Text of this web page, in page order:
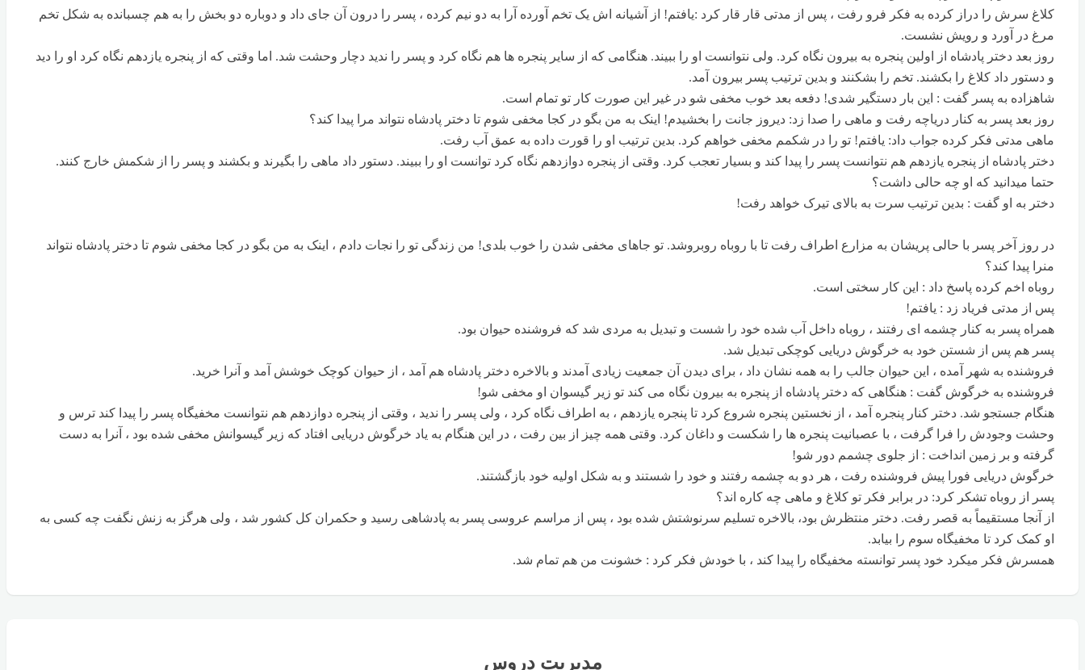
کلاغ سرش را دراز کرده به فکر فرو رفت ، پس از مدتی قار قار کرد :‌یافتم! از آشیانه اش یک تخم آورده آرا به دو نیم کرده ، پسر را درون آن جای داد و دوباره دو بخش را به هم چسبانده به شکل تخم
مرغ در آورد و رویش نشست.
روز بعد دختر پادشاه از اولین پنجره به بیرون نگاه کرد. ولی نتوانست او را ببیند. هنگامی که از سایر پنجره ها هم نگاه کرد و پسر را ندید دچار وحشت شد. اما وقتی که از پنجره یازدهم نگاه کرد او را دید
و دستور داد کلاغ را بکشند. تخم را بشکنند و بدین ترتیب پسر بیرون آمد.
شاهزاده به پسر گفت : این بار دستگیر شدی! دفعه بعد خوب مخفی شو در غیر این صورت کار تو تمام است.
روز بعد پسر به کنار دریاچه رفت و ماهی را صدا زد: دیروز جانت را بخشیدم! اینک به من بگو در کجا مخفی شوم تا دختر پادشاه نتواند مرا پیدا کند؟
ماهی مدتی فکر کرده جواب داد:‌ یافتم! تو را در شکمم مخفی خواهم کرد. بدین ترتیب او را قورت داده به عمق آب رفت.
دختر پادشاه از پنجره یازدهم هم نتوانست پسر را پیدا کند و بسیار تعجب کرد. وقتی از پنجره دوازدهم نگاه کرد توانست او را ببیند. دستور داد ماهی را بگیرند و بکشند و پسر را از شکمش خارج کنند.
حتما میدانید که او چه حالی داشت؟
دختر به او گفت : بدین ترتیب سرت به بالای تیرک خواهد رفت!
در روز آخر پسر با حالی پریشان به مزارع اطراف رفت تا با روباه روبروشد. تو جاهای مخفی شدن را خوب بلدی! من زندگی تو را نجات دادم ، اینک به من بگو در کجا مخفی شوم تا دختر پادشاه نتواند
منرا پیدا کند؟
روباه اخم کرده پاسخ داد : این کار سختی است.
پس از مدتی فریاد زد : یافتم!
همراه پسر به کنار چشمه ای رفتند ، روباه داخل آب شده خود را شست و تبدیل به مردی شد که فروشنده حیوان بود.
پسر هم پس از شستن خود به خرگوش دریایی کوچکی تبدیل شد.
فروشنده به شهر آمده ، این حیوان جالب را به همه نشان داد ، برای دیدن آن جمعیت زیادی آمدند و بالاخره دختر پادشاه هم آمد ، از حیوان کوچک خوشش آمد و آنرا خرید.
فروشنده به خرگوش گفت : هنگاهی که دختر پادشاه از پنجره به بیرون نگاه می کند تو زیر گیسوان او مخفی شو!
هنگام جستجو شد. دختر کنار پنجره آمد ، از نخستین پنجره شروع کرد تا پنجره یازدهم ، به اطراف نگاه کرد ، ولی پسر را ندید ، وقتی از پنجره دوازدهم هم نتوانست مخفیگاه پسر را پیدا کند ترس و
وحشت وجودش را فرا گرفت ، با عصبانیت پنجره ها را شکست و داغان کرد. وقتی همه چیز از بین رفت ، در این هنگام به یاد خرگوش دریایی افتاد که زیر گیسوانش مخفی شده بود ، آنرا به دست
گرفته و بر زمین انداخت : از جلوی چشمم دور شو!
خرگوش دریایی فورا پیش فروشنده رفت ، هر دو به چشمه رفتند و خود را شستند و به شکل اولیه خود بازگشتند.
پسر از روباه تشکر کرد: در برابر فکر تو کلاغ و ماهی چه کاره اند؟
از آنجا مستقیماً به قصر رفت. دختر منتظرش بود، بالاخره تسلیم سرنوشتش شده بود ، پس از مراسم عروسی پسر به پادشاهی رسید و حکمران کل کشور شد ، ولی هرگز به زنش نگفت چه کسی به
او کمک کرد تا مخفیگاه سوم را بیابد.
همسرش فکر میکرد خود پسر توانسته مخفیگاه را پیدا کند ، با خودش فکر کرد : خشونت من هم تمام شد.
مدیریت دروس